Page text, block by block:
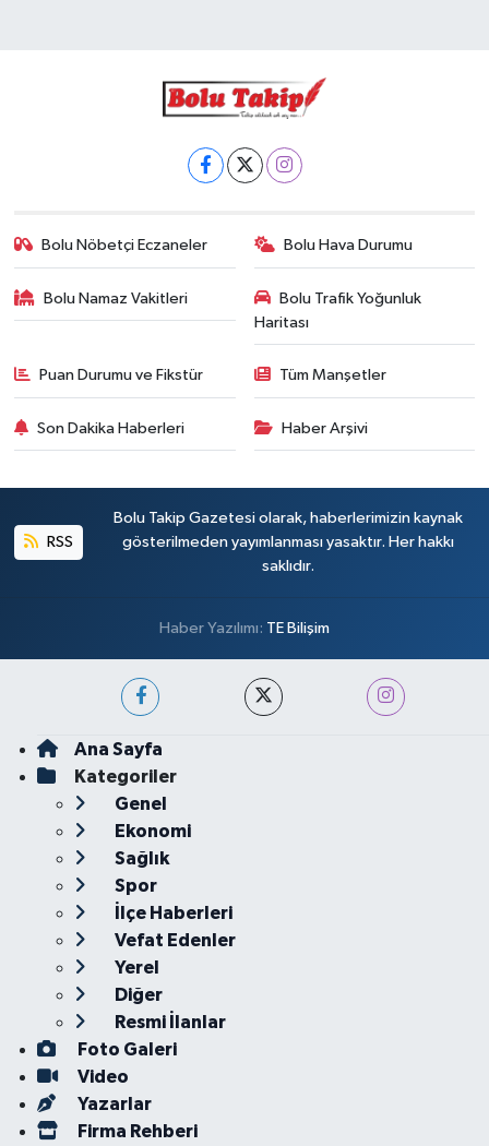
Bolu Nöbetçi Eczaneler Bolu Hava Durumu
Bolu Namaz Vakitleri
Bolu Trafik Yoğunluk
Haritası
Puan Durumu ve Fikstür Tüm Manşetler
Son Dakika Haberleri Haber Arşivi
RSS
Bolu Takip Gazetesi olarak, haberlerimizin kaynak
gösterilmeden yayımlanması yasaktır. Her hakkı
saklıdır.
Haber Yazılımı: TE Bilişim
Ana Sayfa
Kategoriler
Genel
Ekonomi
Sağlık
Spor
İlçe Haberleri
Vefat Edenler
Yerel
Diğer
Resmi İlanlar
Foto Galeri
Video
Yazarlar
Firma Rehberi